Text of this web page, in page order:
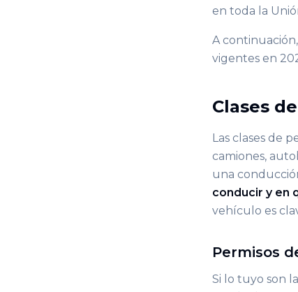
en toda la
A
vigentes en
Clases
Las clases de
camiones,
una
conducir y en
vehículo es
Permisos
Si lo tuyo son